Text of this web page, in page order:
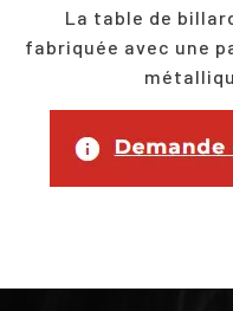
La table de
fabriquée avec une